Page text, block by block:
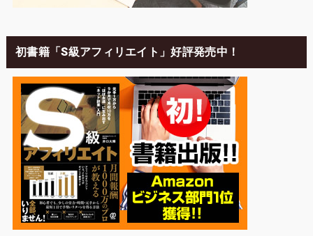
初書籍「S級アフィリエイト」好評発売中！